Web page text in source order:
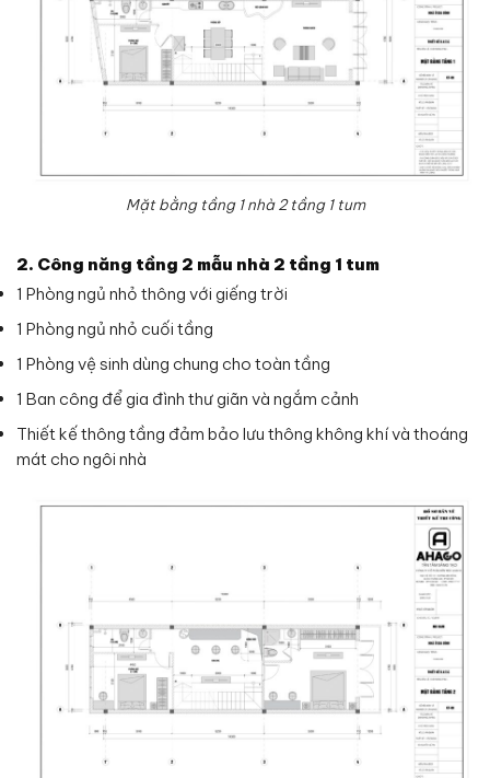
Mặt bằng tầng 1 nhà 2 tầng 1 tum
2. Công năng tầng 2 mẫu nhà 2 tầng 1 tum
1 Phòng ngủ nhỏ thông với giếng trời
1 Phòng ngủ nhỏ cuối tầng
1 Phòng vệ sinh dùng chung cho toàn tầng
1 Ban công để gia đình thư giãn và ngắm cảnh
Thiết kế thông tầng đảm bảo lưu thông không khí và thoáng
mát cho ngôi nhà